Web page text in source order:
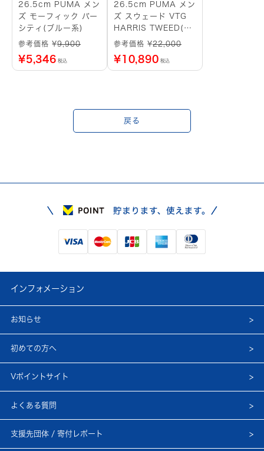
26.5cm PUMA メン
ズ モーフィック バー
シティ(ブルー系)
参考価格 ¥9,900
¥5,346 税込
26.5cm PUMA メン
ズ スウェード VTG
HARRIS TWEED(イ
エロー)
参考価格 ¥22,000
¥10,890 税込
戻る
インフォメーション
お知らせ
初めての方へ
Vポイントサイト
よくある質問
支援先団体 / 寄付レポート